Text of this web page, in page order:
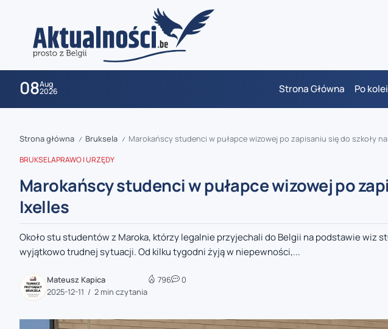
08Aug
2026 Strona Główna Po kolei
zaobserwuj nas
zaobserwuj nas
zaobserwuj nas
Strona główna / Bruksela / Marokańscy studenci w pułapce wizowej po zapisaniu się do szkoły
BRUKSELAPRAWO I URZĘDY
Marokańscy studenci w pułapce wizowej po
Ixelles
Około stu studentów z Maroka, którzy legalnie przyjechali do Belgii na podstawie wiz
wyjątkowo trudnej sytuacji. Od kilku tygodni żyją w niepewności,...
Mateusz Kapica
2025-12-11
2 min czytania
796 0